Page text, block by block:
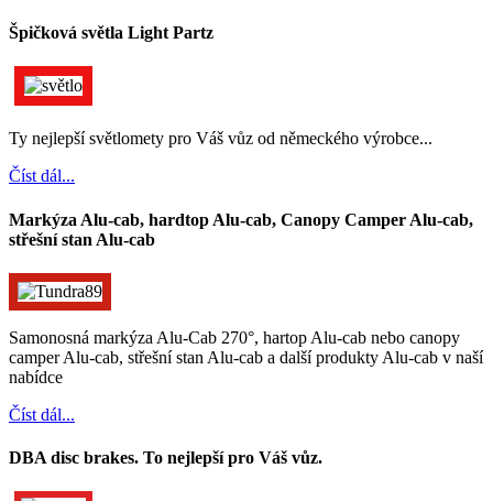
Špičková světla Light Partz
Ty nejlepší světlomety pro Váš vůz od německého výrobce...
Číst dál...
Markýza Alu-cab, hardtop Alu-cab, Canopy Camper Alu-cab,
střešní stan Alu-cab
Samonosná markýza Alu-Cab 270°, hartop Alu-cab nebo canopy
camper Alu-cab, střešní stan Alu-cab a další produkty Alu-cab v naší
nabídce
Číst dál...
DBA disc brakes. To nejlepší pro Váš vůz.